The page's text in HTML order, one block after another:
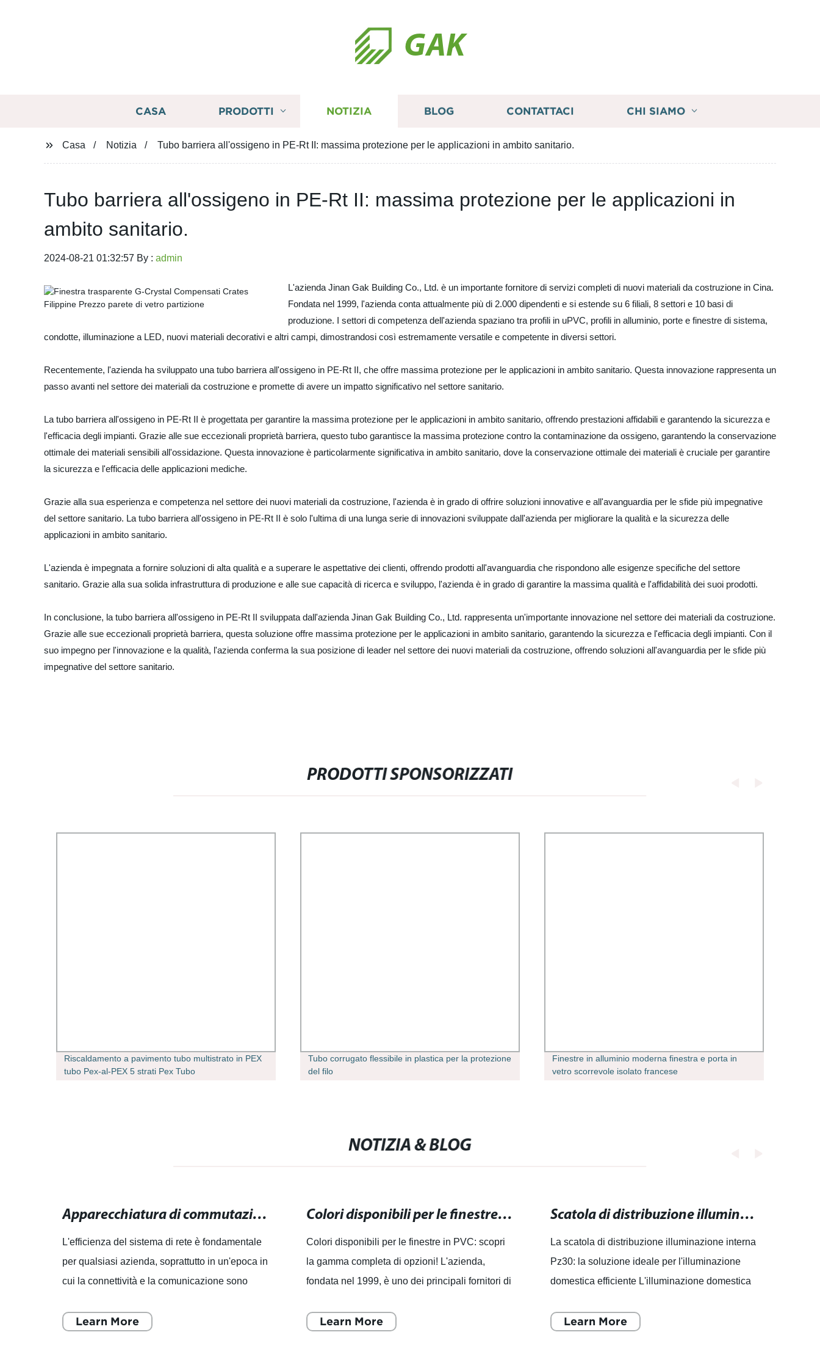
GAK
CASA PRODOTTI NOTIZIA BLOG CONTATTACI CHI SIAMO
Casa Notizia Tubo barriera all'ossigeno in PE-Rt II: massima protezione per le applicazioni in ambito sanitario.
Tubo barriera all'ossigeno in PE-Rt II: massima protezione per le applicazioni in
ambito sanitario.
2024-08-21 01:32:57 By : admin
L'azienda Jinan Gak Building Co., Ltd. è un importante fornitore di servizi completi di nuovi materiali da costruzione in Cina.
Fondata nel 1999, l'azienda conta attualmente più di 2.000 dipendenti e si estende su 6 filiali, 8 settori e 10 basi di
produzione. I settori di competenza dell'azienda spaziano tra profili in uPVC, profili in alluminio, porte e finestre di sistema,
condotte, illuminazione a LED, nuovi materiali decorativi e altri campi, dimostrandosi così estremamente versatile e competente in diversi settori.
Recentemente, l'azienda ha sviluppato una tubo barriera all'ossigeno in PE-Rt II, che offre massima protezione per le applicazioni in ambito sanitario. Questa innovazione rappresenta un
passo avanti nel settore dei materiali da costruzione e promette di avere un impatto significativo nel settore sanitario.
La tubo barriera all'ossigeno in PE-Rt II è progettata per garantire la massima protezione per le applicazioni in ambito sanitario, offrendo prestazioni affidabili e garantendo la sicurezza e
l'efficacia degli impianti. Grazie alle sue eccezionali proprietà barriera, questo tubo garantisce la massima protezione contro la contaminazione da ossigeno, garantendo la conservazione
ottimale dei materiali sensibili all'ossidazione. Questa innovazione è particolarmente significativa in ambito sanitario, dove la conservazione ottimale dei materiali è cruciale per garantire
la sicurezza e l'efficacia delle applicazioni mediche.
Grazie alla sua esperienza e competenza nel settore dei nuovi materiali da costruzione, l'azienda è in grado di offrire soluzioni innovative e all'avanguardia per le sfide più impegnative
del settore sanitario. La tubo barriera all'ossigeno in PE-Rt II è solo l'ultima di una lunga serie di innovazioni sviluppate dall'azienda per migliorare la qualità e la sicurezza delle
applicazioni in ambito sanitario.
L'azienda è impegnata a fornire soluzioni di alta qualità e a superare le aspettative dei clienti, offrendo prodotti all'avanguardia che rispondono alle esigenze specifiche del settore
sanitario. Grazie alla sua solida infrastruttura di produzione e alle sue capacità di ricerca e sviluppo, l'azienda è in grado di garantire la massima qualità e l'affidabilità dei suoi prodotti.
In conclusione, la tubo barriera all'ossigeno in PE-Rt II sviluppata dall'azienda Jinan Gak Building Co., Ltd. rappresenta un'importante innovazione nel settore dei materiali da costruzione.
Grazie alle sue eccezionali proprietà barriera, questa soluzione offre massima protezione per le applicazioni in ambito sanitario, garantendo la sicurezza e l'efficacia degli impianti. Con il
suo impegno per l'innovazione e la qualità, l'azienda conferma la sua posizione di leader nel settore dei nuovi materiali da costruzione, offrendo soluzioni all'avanguardia per le sfide più
impegnative del settore sanitario.
PRODOTTI SPONSORIZZATI
Riscaldamento a pavimento tubo multistrato in PEX
tubo Pex-al-PEX 5 strati Pex Tubo
Tubo corrugato flessibile in plastica per la protezione
del filo
Finestre in alluminio moderna finestra e porta in
vetro scorrevole isolato francese
NOTIZIA & BLOG
Apparecchiatura di commutazione: massimizza l'efficienza del tuo sistema di rete.
L'efficienza del sistema di rete è fondamentale
per qualsiasi azienda, soprattutto in un'epoca in
cui la connettività e la comunicazione sono
l'apparecchi
Learn More
Colori disponibili per le finestre in PVC: scopri la gamma completa di opzioni!
Colori disponibili per le finestre in PVC: scopri
la gamma completa di opzioni! L'azienda,
fondata nel 1999, è uno dei principali fornitori di
costruzione in C
Learn More
Scatola di distribuzione illuminazione interna Pz30: la soluzione ideale per l'illuminazione domestica efficiente
La scatola di distribuzione illuminazione interna
Pz30: la soluzione ideale per l'illuminazione
domestica efficiente L'illuminazione domestica
le peLearn More